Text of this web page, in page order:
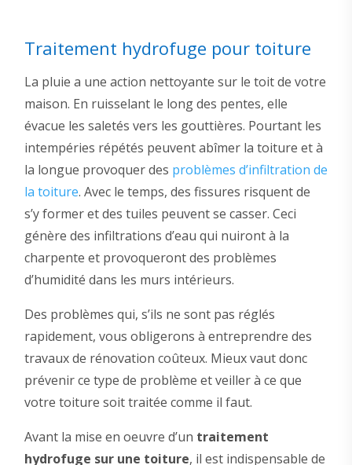
Traitement hydrofuge pour toiture
La pluie a une action nettoyante sur le toit de votre
maison. En ruisselant le long des pentes, elle
évacue les saletés vers les gouttières. Pourtant les
intempéries répétés peuvent abîmer la toiture et à
la longue provoquer des problèmes d’infiltration de
la toiture. Avec le temps, des fissures risquent de
s’y former et des tuiles peuvent se casser. Ceci
génère des infiltrations d’eau qui nuiront à la
charpente et provoqueront des problèmes
d’humidité dans les murs intérieurs.
Des problèmes qui, s’ils ne sont pas réglés
rapidement, vous obligerons à entreprendre des
travaux de rénovation coûteux. Mieux vaut donc
prévenir ce type de problème et veiller à ce que
votre toiture soit traitée comme il faut.
Avant la mise en oeuvre d’un traitement
hydrofuge sur une toiture, il est indispensable de